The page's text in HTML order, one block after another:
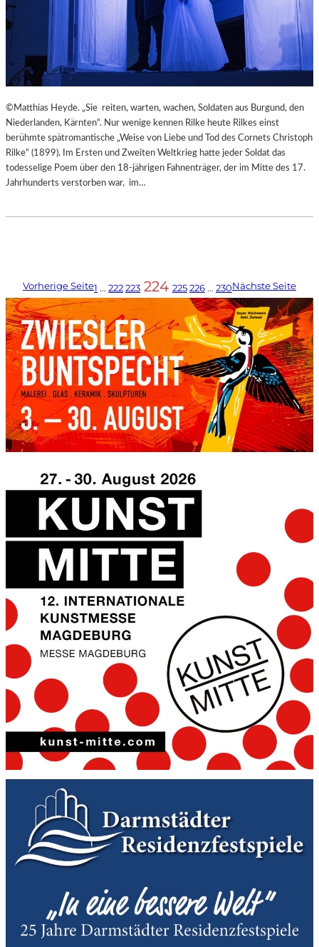
©Matthias Heyde. „Sie reiten, warten, wachen, Soldaten aus Burgund, den
Niederlanden, Kärnten“. Nur wenige kennen Rilke heute Rilkes einst
berühmte spätromantische „Weise von Liebe und Tod des Cornets Christoph
Rilke“ (1899). Im Ersten und Zweiten Weltkrieg hatte jeder Soldat das
todesselige Poem über den 18-jährigen Fahnenträger, der im Mitte des 17.
Jahrhunderts verstorben war, im…
Vorherige Seite1 … 222223 224 225226 … 230Nächste Seite